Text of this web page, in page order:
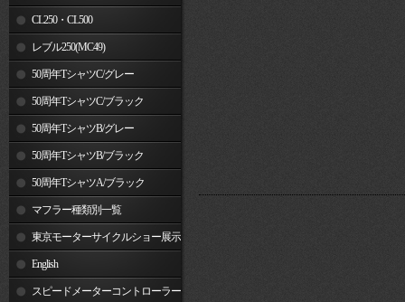
ト CL250・CL500
レブル250(MC49)
50周年TシャツC/グレー
50周年TシャツC/ブラック
50周年TシャツB/グレー
50周年TシャツB/ブラック
50周年TシャツA/ブラック
マフラー種類別一覧
東京モーターサイクルショー展示
車両 English
スピードメーターコントローラー